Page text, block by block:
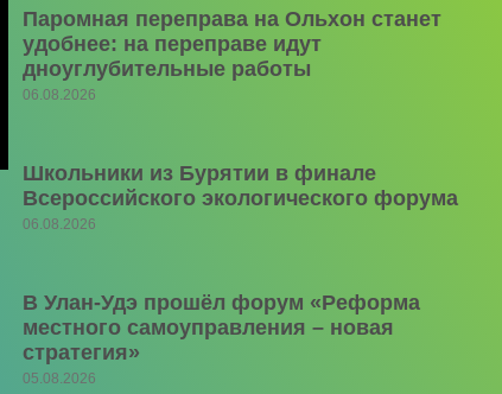
Паромная переправа на Ольхон станет
удобнее: на переправе идут
дноуглубительные работы
06.08.2026
Школьники из Бурятии в финале
Всероссийского экологического форума
06.08.2026
В Улан-Удэ прошёл форум «Реформа
местного самоуправления – новая
стратегия»
05.08.2026